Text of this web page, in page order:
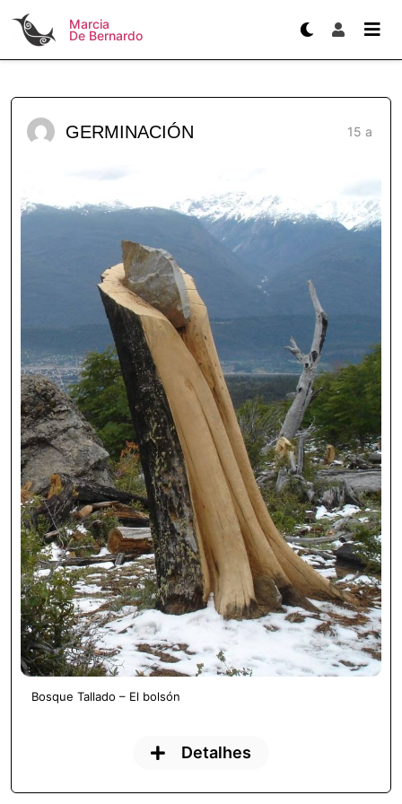
Marcia
De Bernardo
GERMINACIÓN 15 a
Bosque Tallado – El bolsón
Detalhes